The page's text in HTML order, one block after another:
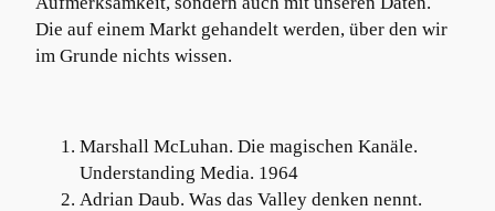
Die auf einem Markt gehandelt werden, über den wir
im Grunde nichts wissen.
Marshall McLuhan. Die magischen Kanäle.
Understanding Media. 1964
Adrian Daub. Was das Valley denken nennt.